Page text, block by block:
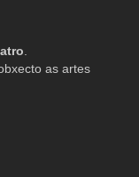
as artes